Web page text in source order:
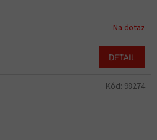
Na dotaz
DETAIL
Kód: 98274